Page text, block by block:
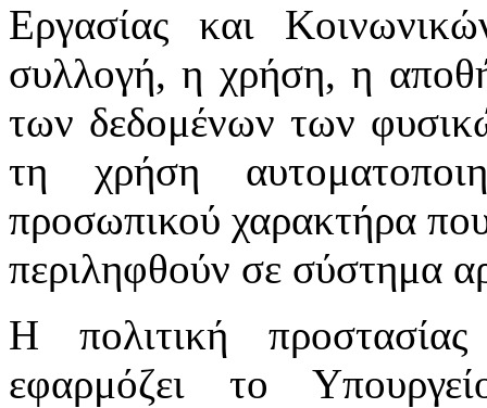
Εργασίας και
συλλογή, η χρήση, η
των δεδομένων των
τη χρήση
προσωπικού χαρακτήρα
περιληφθούν σε σύστημα
Η πολιτική
εφαρμόζει το